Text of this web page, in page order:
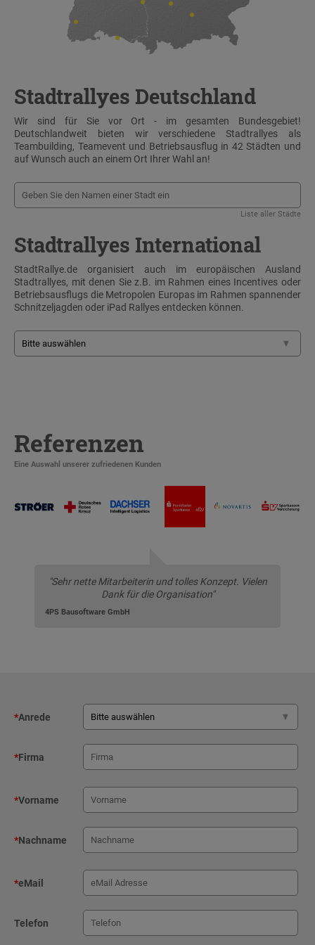
Stadtrallyes Deutschland
Wir sind für Sie vor Ort - im gesamten Bundesgebiet!
Deutschlandweit bieten wir verschiedene Stadtrallyes als
Teambuilding, Teamevent und Betriebsausflug in 42 Städten und
auf Wunsch auch an einem Ort Ihrer Wahl an!
Liste aller Städte
Stadtrallyes International
StadtRallye.de organisiert auch im europäischen Ausland
Stadtrallyes, mit denen Sie z.B. im Rahmen eines Incentives oder
Betriebsausflugs die Metropolen Europas im Rahmen spannender
Schnitzeljagden oder iPad Rallyes entdecken können.
Referenzen
Eine Auswahl unserer zufriedenen Kunden
"Sehr nette Mitarbeiterin und tolles Konzept. Vielen
Dank für die Organisation"
4PS Bausoftware GmbH
*Anrede
*Firma
*Vorname
*Nachname
*eMail
Telefon